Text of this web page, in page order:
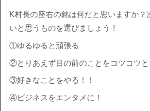
K村長の座右の銘は何だと思いますか？
いと思うものを選びましょう！
①ゆるゆると頑張る
②とりあえず目の前のことをコツコツと
③好きなことをやる！！
④ビジネスをエンタメに！